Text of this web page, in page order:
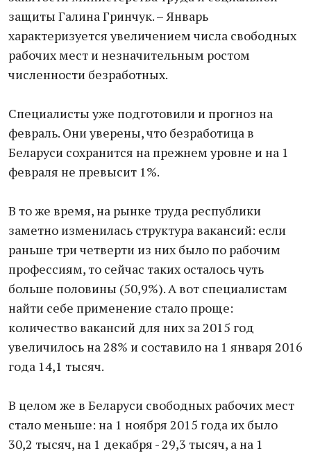
защиты Галина Гринчук. – Январь
характеризуется увеличением числа свободных
рабочих мест и незначительным ростом
численности безработных.
Специалисты уже подготовили и прогноз на
февраль. Они уверены,​ что​ безработица в
Беларуси сохранится на прежнем уровне и на 1
февраля не превысит 1%.
​В то же время, на рынке труда республики
заметно изменилась структура вакансий: если
раньше три четверти из них было по рабочим
профессиям, то сейчас таких осталось чуть
больше половины (50,9%). А вот специалистам
найти себе применение стало проще:
количество вакансий для них за 2015 год
увеличилось на 28% и составило на 1 января 2016
года 14,1 тысяч.
В целом же в Беларуси свободных рабочих мест
стало меньше: на 1 ноября 2015 года их было
30,2 тысяч, на 1 декабря - 29,3 тысяч, а на 1